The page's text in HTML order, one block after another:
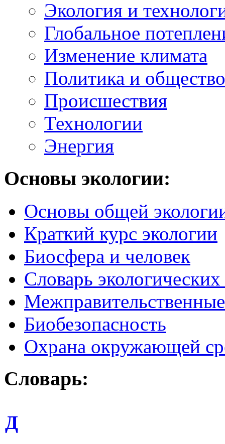
Экология и
Глобальное
Изменение климата
Политика и общество
Происшествия
Технологии
Энергия
Основы экологии:
Основы общей
Краткий курс экологии
Биосфера и человек
Словарь
Биобезопасность
Охрана окружающей
Словарь:
Д